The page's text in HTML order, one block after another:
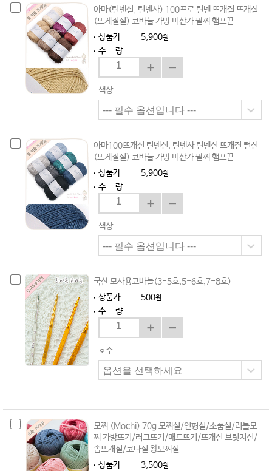
아마(린넨실, 린넨사) 100프로 린넨 뜨개질 뜨개실
(뜨게질실) 코바늘 가방 미산가 팔찌 햄프끈
상품가
5,900원
수 량
색상
아마100뜨개실 린넨실, 린넨사 린넨실 뜨개질 털실
(뜨게질실) 코바늘 가방 미산가 팔찌 햄프끈
상품가
5,900원
수 량
색상
국산 모사용코바늘(3-5호,5-6호,7-8호)
상품가
500원
수 량
호수
모찌 (Mochi) 70g 모찌실/인형실/소품실/리틀모
찌 가방뜨기/러그뜨기/매트뜨기/뜨개실 브릿지실/
솜뜨개실/코나실 왕모찌실
상품가
3,500원